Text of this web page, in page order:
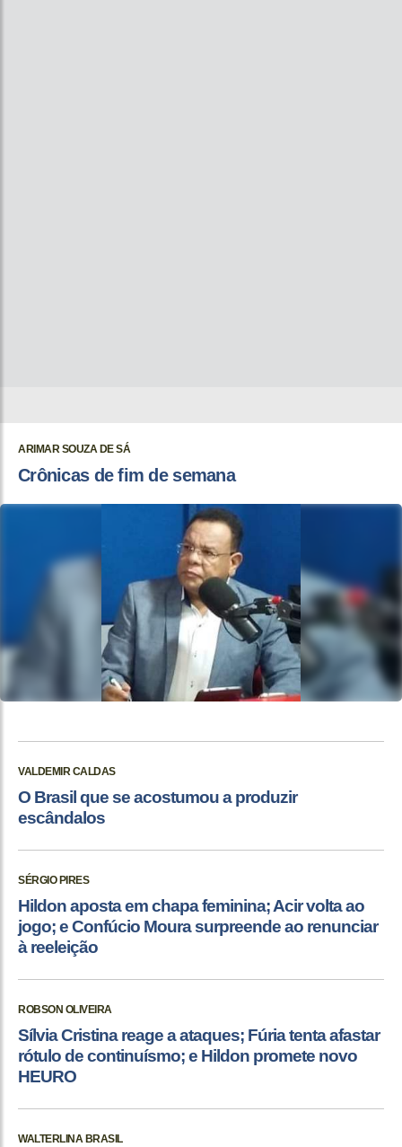
ARIMAR SOUZA DE SÁ
Crônicas de fim de semana
VALDEMIR CALDAS
O Brasil que se acostumou a produzir
escândalos
SÉRGIO PIRES
Hildon aposta em chapa feminina; Acir volta ao
jogo; e Confúcio Moura surpreende ao renunciar
à reeleição
ROBSON OLIVEIRA
Sílvia Cristina reage a ataques; Fúria tenta afastar
rótulo de continuísmo; e Hildon promete novo
HEURO
WALTERLINA BRASIL